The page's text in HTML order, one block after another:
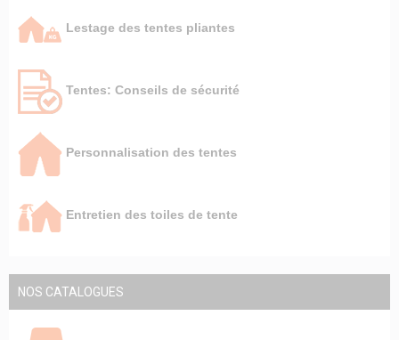
Lestage des tentes pliantes
Tentes: Conseils de sécurité
Personnalisation des tentes
Entretien des toiles de tente
NOS CATALOGUES